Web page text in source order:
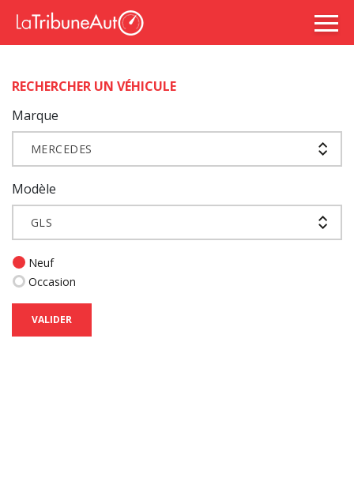
RECHERCHER UN VÉHICULE
Marque
MERCEDES
Modèle
GLS
Neuf
Occasion
VALIDER